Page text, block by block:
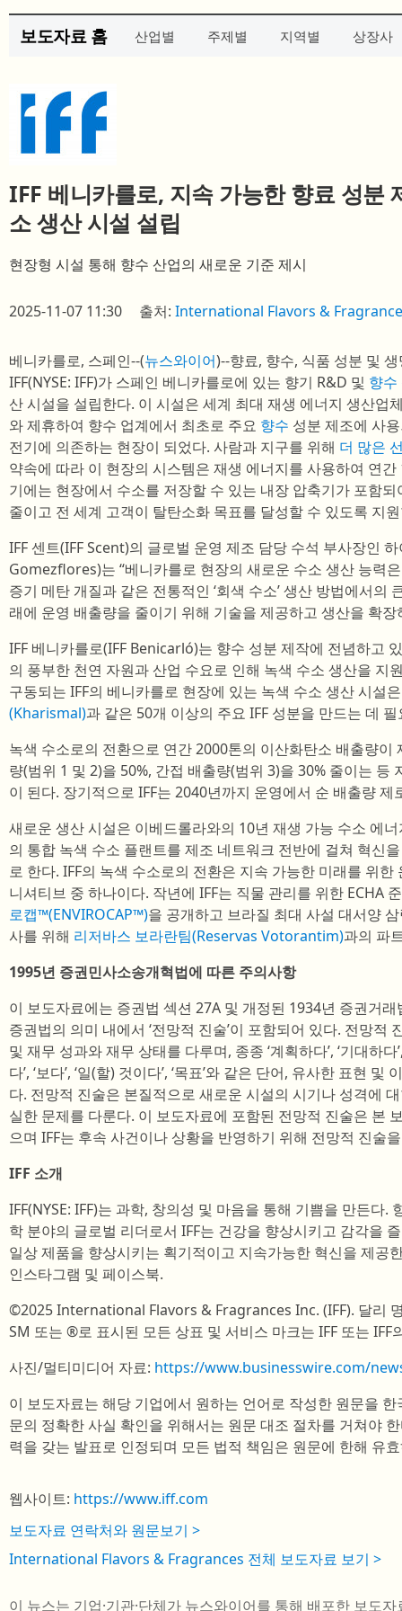
보도자료 홈 산업별 주제별 지역별 상장사
IFF 베니카를로, 지속 가능한 향료 성분
소 생산 시설 설립
현장형 시설 통해 향수 산업의 새로운 기준 제시
2025-11-07 11:30 출처: International Flavors &
베니카를로, 스페인--(뉴스와이어)--향료, 향수, 식품 성분 및
IFF(NYSE: IFF)가 스페인 베니카를로에 있는 향기 R&D 및 향수
산 시설을 설립한다. 이 시설은 세계 최대 재생 에너지 생산업
와 제휴하여 향수 업계에서 최초로 주요 향수 성분 제조에 사
전기에 의존하는 현장이 되었다. 사람과 지구를 위해 더 많은
약속에 따라 이 현장의 시스템은 재생 에너지를 사용하여 연
기에는 현장에서 수소를 저장할 수 있는 내장 압축기가 포함
줄이고 전 세계 고객이 탈탄소화 목표를 달성할 수 있도록 지
IFF 센트(IFF Scent)의 글로벌 운영 제조 담당 수석 부사장인
Gomezflores)는 “베니카를로 현장의 새로운 수소 생산 능력
증기 메탄 개질과 같은 전통적인 ‘회색 수소’ 생산 방법에서의
래에 운영 배출량을 줄이기 위해 기술을 제공하고 생산을 확
IFF 베니카를로(IFF Benicarló)는 향수 성분 제작에 전념하고
의 풍부한 천연 자원과 산업 수요로 인해 녹색 수소 생산을 지
구동되는 IFF의 베니카를로 현장에 있는 녹색 수소 생산 시설
(Kharismal)과 같은 50개 이상의 주요 IFF 성분을 만드는 데
녹색 수소로의 전환으로 연간 2000톤의 이산화탄소 배출량이
량(범위 1 및 2)을 50%, 간접 배출량(범위 3)을 30% 줄이는 등
이 된다. 장기적으로 IFF는 2040년까지 운영에서 순 배출량
새로운 생산 시설은 이베드롤라와의 10년 재생 가능 수소 에
의 통합 녹색 수소 플랜트를 제조 네트워크 전반에 걸쳐 혁신
로 한다. IFF의 녹색 수소로의 전환은 지속 가능한 미래를 위
니셔티브 중 하나이다. 작년에 IFF는 직물 관리를 위한 ECHA
로캡™(ENVIROCAP™)을 공개하고 브라질 최대 사설 대서양
사를 위해 리저바스 보라란팀(Reservas Votorantim)과의 파
1995년 증권민사소송개혁법에 따른 주의사항
이 보도자료에는 증권법 섹션 27A 및 개정된 1934년 증권거
증권법의 의미 내에서 ‘전망적 진술’이 포함되어 있다. 전망적
및 재무 성과와 재무 상태를 다루며, 종종 ‘계획하다’, ‘기대하다’,
다’, ‘보다’, ‘일(할) 것이다’, ‘목표’와 같은 단어, 유사한 표현
다. 전망적 진술은 본질적으로 새로운 시설의 시기나 성격에
실한 문제를 다룬다. 이 보도자료에 포함된 전망적 진술은 본
으며 IFF는 후속 사건이나 상황을 반영하기 위해 전망적 진술
IFF 소개
IFF(NYSE: IFF)는 과학, 창의성 및 마음을 통해 기쁨을 만든다.
학 분야의 글로벌 리더로서 IFF는 건강을 향상시키고 감각을
일상 제품을 향상시키는 획기적이고 지속가능한 혁신을 제공
인스타그램 및 페이스북.
©2025 International Flavors & Fragrances Inc. (IFF). 달리
SM 또는 ®로 표시된 모든 상표 및 서비스 마크는 IFF 또는 IFF
사진/멀티미디어 자료: https://www.businesswire.com/
이 보도자료는 해당 기업에서 원하는 언어로 작성한 원문을
문의 정확한 사실 확인을 위해서는 원문 대조 절차를 거쳐야
력을 갖는 발표로 인정되며 모든 법적 책임은 원문에 한해 유
웹사이트: https://www.iff.com
보도자료 연락처와 원문보기 >
International Flavors & Fragrances 전체 보도자료 보기 >
이 뉴스는 기업·기관·단체가 뉴스와이어를 통해 배포한 보도